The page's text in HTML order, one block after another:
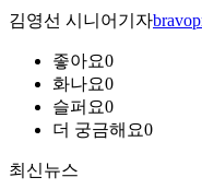
김영선 시니어기자
좋아요0
화나요0
슬퍼요0
더 궁금해요0
최신뉴스